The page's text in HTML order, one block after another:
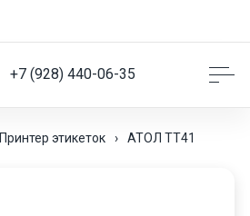
+7 (928) 440-06-35
Принтер этикеток › АТОЛ ТТ41